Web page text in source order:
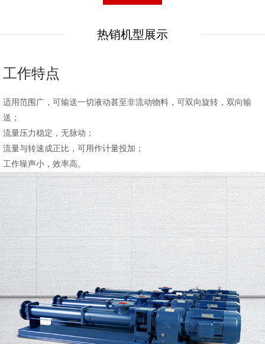
热销机型展示
工作特点
适用范围广，可输送一切液动甚至非流动物料，可双向旋转，双向输
送；
流量压力稳定，无脉动；
流量与转速成正比，可用作计量投加；
工作噪声小，效率高。